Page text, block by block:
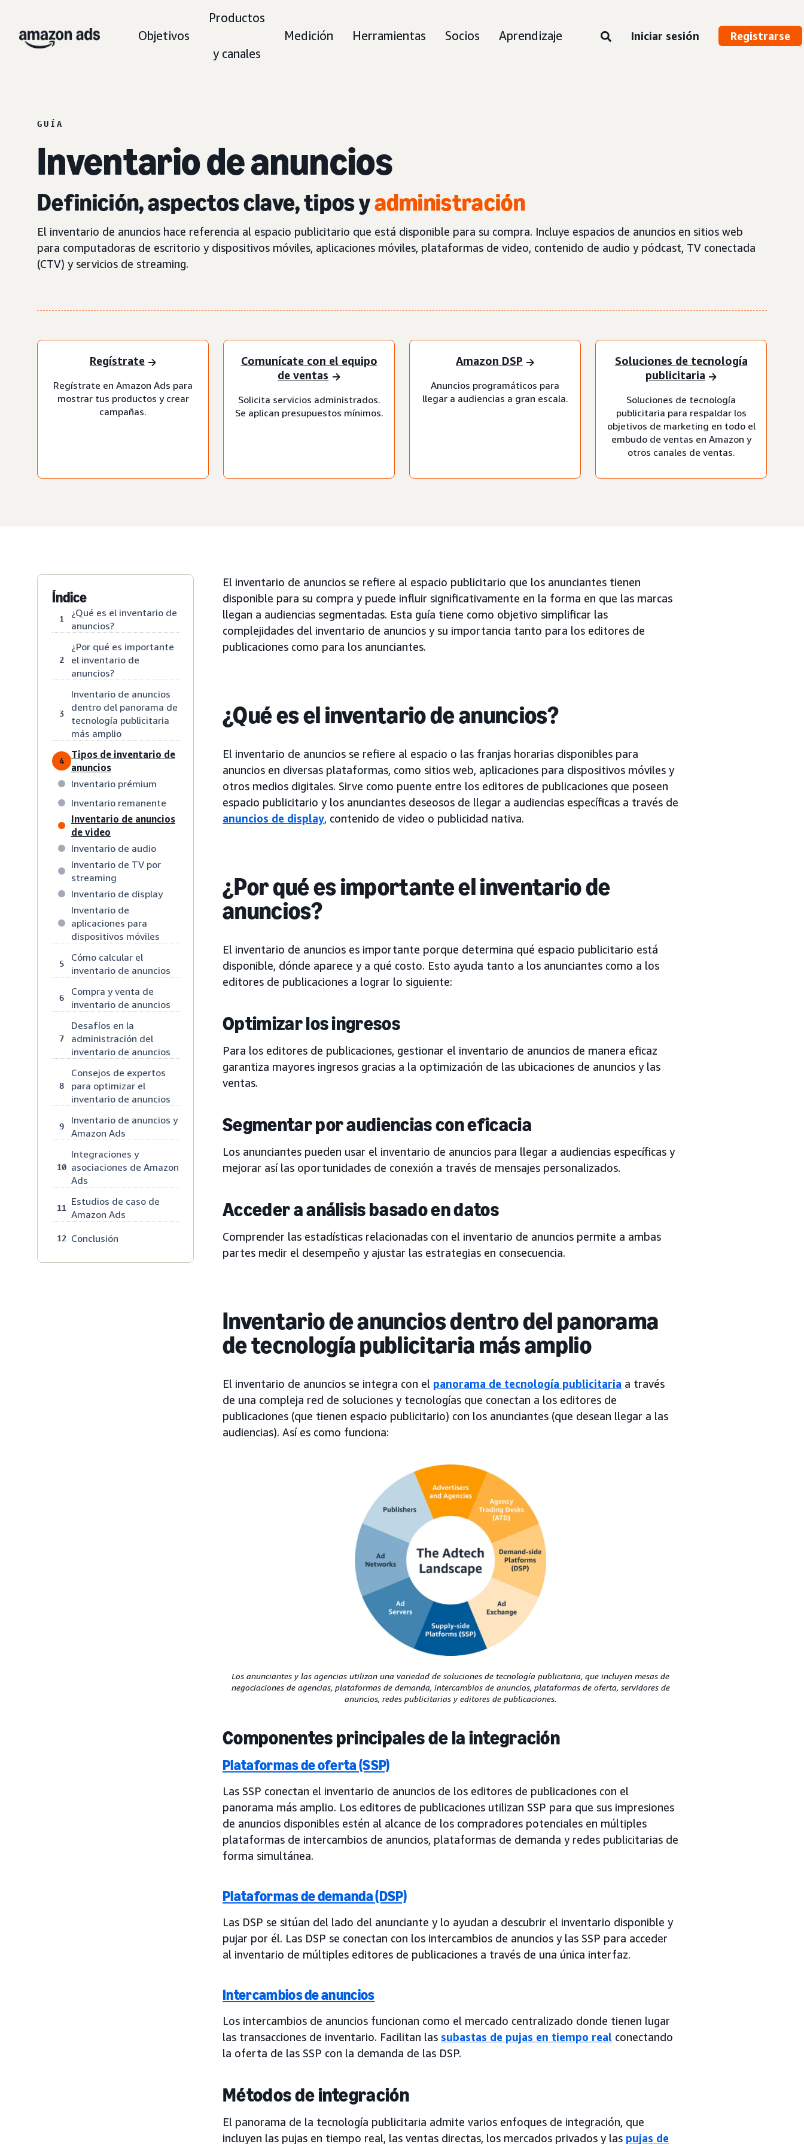
Objetivos
Productos
y canales
Medición Herramientas Socios Aprendizaje Iniciar sesión Registrarse
GUÍA
Inventario de anuncios
Definición, aspectos clave, tipos yadministración
El inventario de anuncios hace referencia al espacio publicitario que está disponible para su compra. Incluye espacios de anuncios en sitios web
para computadoras de escritorio y dispositivos móviles, aplicaciones móviles, plataformas de video, contenido de audio y pódcast, TV conectada
(CTV) y servicios de streaming.
Regístrate
Regístrate en Amazon Ads para
mostrar tus productos y crear
campañas.
Comunícate con el equipo
de ventas
Solicita servicios administrados.
Se aplican presupuestos mínimos.
Amazon DSP
Anuncios programáticos para
llegar a audiencias a gran escala.
Soluciones de tecnología
publicitaria
Soluciones de tecnología
publicitaria para respaldar los
objetivos de marketing en todo el
embudo de ventas en Amazon y
otros canales de ventas.
Índice
1
¿Qué es el inventario de
anuncios?
2
¿Por qué es importante
el inventario de
anuncios?
3
Inventario de anuncios
dentro del panorama de
tecnología publicitaria
más amplio
4
Tipos de inventario de
anuncios
Inventario prémium
Inventario remanente
Inventario de anuncios
de video
Inventario de audio
Inventario de TV por
streaming
Inventario de display
Inventario de
aplicaciones para
dispositivos móviles
5
Cómo calcular el
inventario de anuncios
6
Compra y venta de
inventario de anuncios
7
Desafíos en la
administración del
inventario de anuncios
8
Consejos de expertos
para optimizar el
inventario de anuncios
9
Inventario de anuncios y
Amazon Ads
10
Integraciones y
asociaciones de Amazon
Ads
11
Estudios de caso de
Amazon Ads
12 Conclusión
El inventario de anuncios se refiere al espacio publicitario que los anunciantes tienen
disponible para su compra y puede influir significativamente en la forma en que las marcas
llegan a audiencias segmentadas. Esta guía tiene como objetivo simplificar las
complejidades del inventario de anuncios y su importancia tanto para los editores de
publicaciones como para los anunciantes.
¿Qué es el inventario de anuncios?
El inventario de anuncios se refiere al espacio o las franjas horarias disponibles para
anuncios en diversas plataformas, como sitios web, aplicaciones para dispositivos móviles y
otros medios digitales. Sirve como puente entre los editores de publicaciones que poseen
espacio publicitario y los anunciantes deseosos de llegar a audiencias específicas a través de
anuncios de display, contenido de video o publicidad nativa.
¿Por qué es importante el inventario de
anuncios?
El inventario de anuncios es importante porque determina qué espacio publicitario está
disponible, dónde aparece y a qué costo. Esto ayuda tanto a los anunciantes como a los
editores de publicaciones a lograr lo siguiente:
Optimizar los ingresos
Para los editores de publicaciones, gestionar el inventario de anuncios de manera eficaz
garantiza mayores ingresos gracias a la optimización de las ubicaciones de anuncios y las
ventas.
Segmentar por audiencias con eficacia
Los anunciantes pueden usar el inventario de anuncios para llegar a audiencias específicas y
mejorar así las oportunidades de conexión a través de mensajes personalizados.
Acceder a análisis basado en datos
Comprender las estadísticas relacionadas con el inventario de anuncios permite a ambas
partes medir el desempeño y ajustar las estrategias en consecuencia.
Inventario de anuncios dentro del panorama
de tecnología publicitaria más amplio
El inventario de anuncios se integra con el panorama de tecnología publicitaria a través
de una compleja red de soluciones y tecnologías que conectan a los editores de
publicaciones (que tienen espacio publicitario) con los anunciantes (que desean llegar a las
audiencias). Así es como funciona:
Los anunciantes y las agencias utilizan una variedad de soluciones de tecnología publicitaria, que incluyen mesas de
negociaciones de agencias, plataformas de demanda, intercambios de anuncios, plataformas de oferta, servidores de
anuncios, redes publicitarias y editores de publicaciones.
Componentes principales de la integración
Plataformas de oferta (SSP)
Las SSP conectan el inventario de anuncios de los editores de publicaciones con el
panorama más amplio. Los editores de publicaciones utilizan SSP para que sus impresiones
de anuncios disponibles estén al alcance de los compradores potenciales en múltiples
plataformas de intercambios de anuncios, plataformas de demanda y redes publicitarias de
forma simultánea.
Plataformas de demanda (DSP)
Las DSP se sitúan del lado del anunciante y lo ayudan a descubrir el inventario disponible y
pujar por él. Las DSP se conectan con los intercambios de anuncios y las SSP para acceder
al inventario de múltiples editores de publicaciones a través de una única interfaz.
Intercambios de anuncios
Los intercambios de anuncios funcionan como el mercado centralizado donde tienen lugar
las transacciones de inventario. Facilitan las subastas de pujas en tiempo real conectando
la oferta de las SSP con la demanda de las DSP.
Métodos de integración
El panorama de la tecnología publicitaria admite varios enfoques de integración, que
incluyen las pujas en tiempo real, las ventas directas, los mercados privados y las pujas de